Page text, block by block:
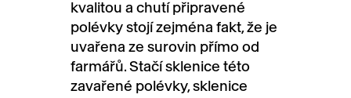
kvalitou a chutí připravené
polévky stojí zejména fakt, že je
uvařena ze surovin přímo od
farmářů. Stačí sklenice této
zavařené polévky, sklenice